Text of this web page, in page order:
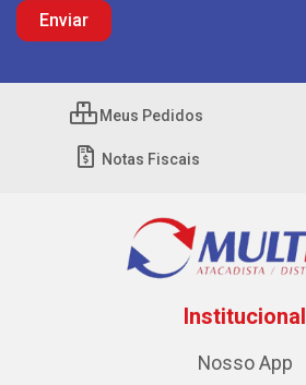
Meus Pedidos
Notas Fiscais
Institucional
Nosso App